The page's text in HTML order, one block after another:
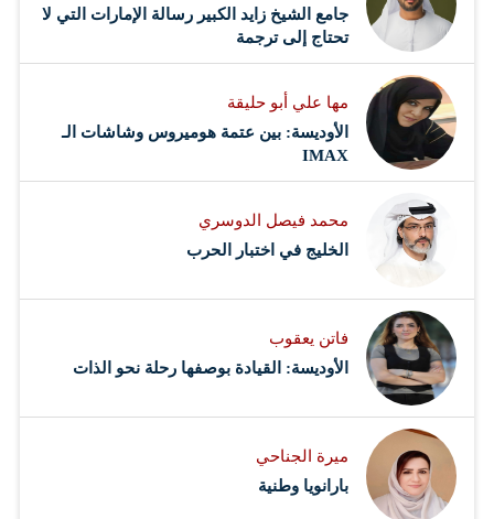
جامع الشيخ زايد الكبير رسالة الإمارات التي لا
تحتاج إلى ترجمة
مها علي أبو حليقة
الأوديسة: بين عتمة هوميروس وشاشات الـ
IMAX
محمد فيصل الدوسري ​
‏الخليج في اختبار الحرب
فاتن يعقوب
الأوديسة: القيادة بوصفها رحلة نحو الذات
ميرة الجناحي
بارانويا وطنية